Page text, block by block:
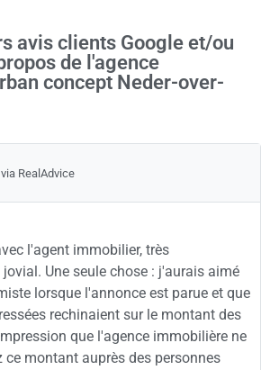
avis clients Google et/ou
de l'agence
concept Neder-over-
via RealAdvice
l'agent immobilier, très
Une seule chose : j'aurais aimé
lorsque l'annonce est parue et que
rechinaient sur le montant des
que l'agence immobilière ne
montant auprès des personnes